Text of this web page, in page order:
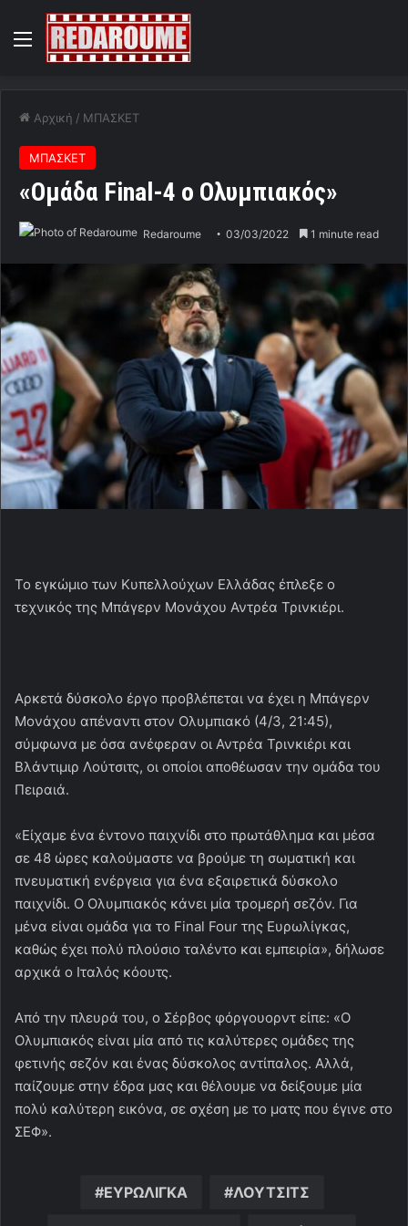
Menu
Αρχική / ΜΠΑΣΚΕΤ
ΜΠΑΣΚΕΤ
«Ομάδα Final-4 ο Ολυμπιακός»
Redaroume 03/03/2022 1 minute read
Το εγκώμιο των Κυπελλούχων Ελλάδας έπλεξε ο
τεχνικός της Μπάγερν Μονάχου Αντρέα Τρινκιέρι.
Αρκετά δύσκολο έργο προβλέπεται να έχει η Μπάγερν
Μονάχου απέναντι στον Ολυμπιακό (4/3, 21:45),
σύμφωνα με όσα ανέφεραν οι Αντρέα Τρινκιέρι και
Βλάντιμιρ Λούτσιτς, οι οποίοι αποθέωσαν την ομάδα του
Πειραιά.
«Είχαμε ένα έντονο παιχνίδι στο πρωτάθλημα και μέσα
σε 48 ώρες καλούμαστε να βρούμε τη σωματική και
πνευματική ενέργεια για ένα εξαιρετικά δύσκολο
παιχνίδι. Ο Ολυμπιακός κάνει μία τρομερή σεζόν. Για
μένα είναι ομάδα για το Final Four της Ευρωλίγκας,
καθώς έχει πολύ πλούσιο ταλέντο και εμπειρία», δήλωσε
αρχικά ο Ιταλός κόουτς.
Από την πλευρά του, ο Σέρβος φόργουορντ είπε: «Ο
Ολυμπιακός είναι μία από τις καλύτερες ομάδες της
φετινής σεζόν και ένας δύσκολος αντίπαλος. Αλλά,
παίζουμε στην έδρα μας και θέλουμε να δείξουμε μία
πολύ καλύτερη εικόνα, σε σχέση με το ματς που έγινε στο
ΣΕΦ».
ΕΥΡΩΛΙΓΚΑ ΛΟΥΤΣΙΤΣ